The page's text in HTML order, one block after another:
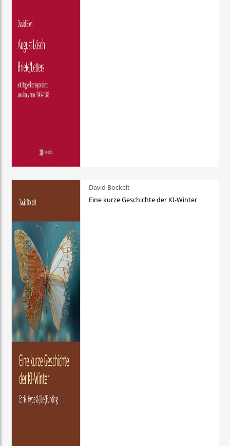
David Bockelt
Eine kurze Geschichte der KI-Winter